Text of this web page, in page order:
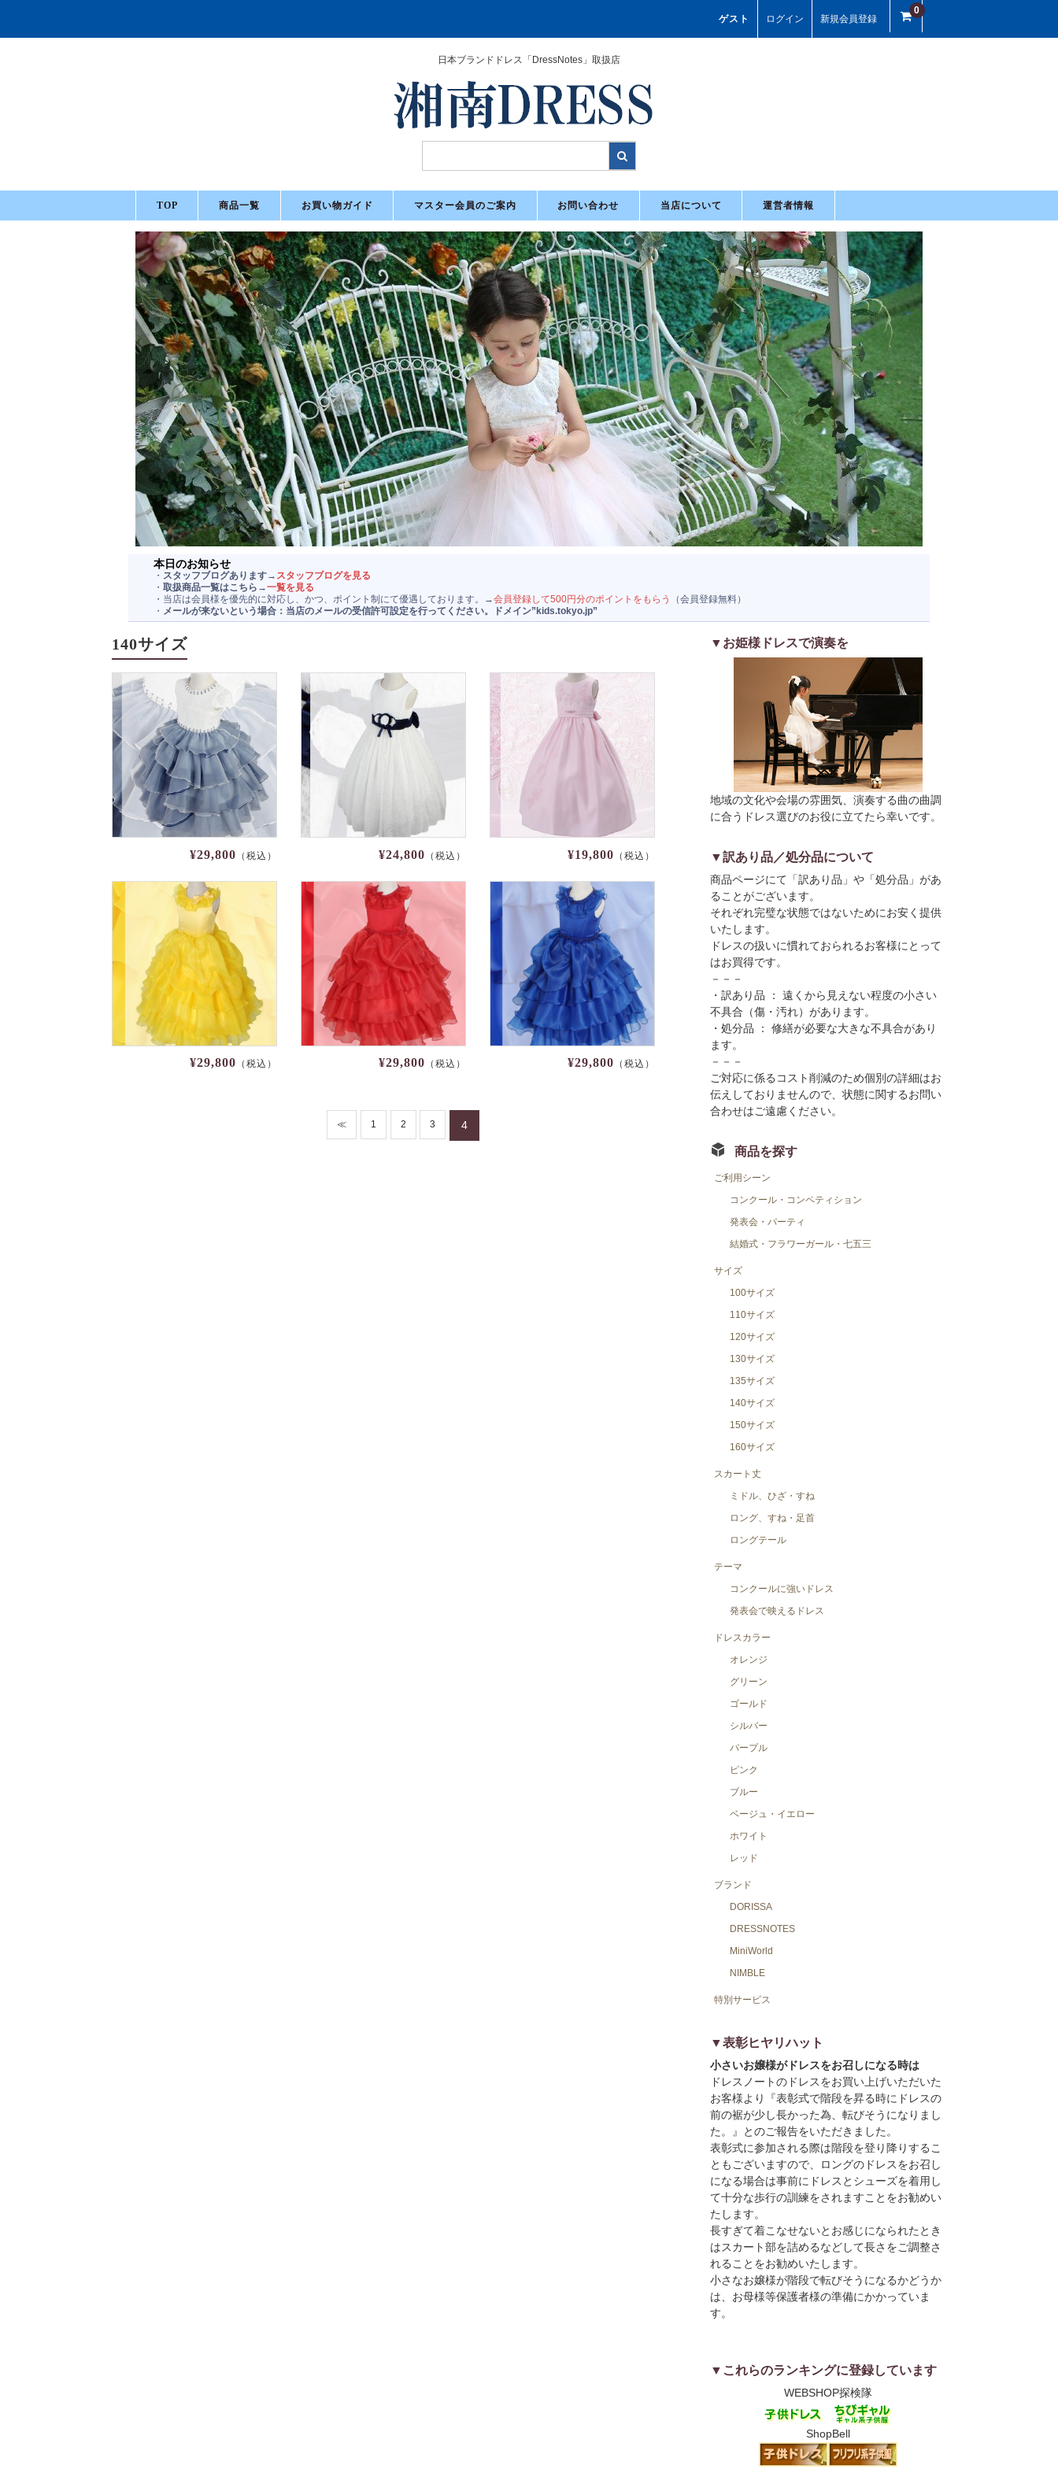
日本ブランドドレス「DressNotes」取扱店
ゲスト ログイン 新規会員登録
0
TOP 商品一覧 お買い物ガイド マスター会員のご案内 お問い合わせ 当店について 運営者情報
本日のお知らせ
・ スタッフブログあります→ スタッフブログを見る
・ 取扱商品一覧はこちら→一覧を見る
・当店は会員様を優先的に対応し、かつ、ポイント制にて優遇しております。→会員登録して500円分のポイントをもらう
（会員登録無料）
・ メールが来ないという場合：当店のメールの受信許可設定を行ってください。ドメイン”kids.tokyo.jp”
140サイズ
¥29,800 （税込） ¥24,800 （税込） ¥19,800 （税込）
¥29,800 （税込） ¥29,800 （税込） ¥29,800 （税込）
≪ 1 2 3 4
▼お姫様ドレスで演奏を
地域の文化や会場の雰囲気、演奏する曲の曲調
に合うドレス選びのお役に立てたら幸いです。
▼訳あり品／処分品について
商品ページにて「訳あり品」や「処分品」があ
ることがございます。
それぞれ完璧な状態ではないためにお安く提供
いたします。
ドレスの扱いに慣れておられるお客様にとって
はお買得です。
－－－
・訳あり品 ： 遠くから見えない程度の小さい
不具合（傷・汚れ）があります。
・処分品 ： 修繕が必要な大きな不具合があり
ます。
－－－
ご対応に係るコスト削減のため個別の詳細はお
伝えしておりませんので、状態に関するお問い
合わせはご遠慮ください。
商品を探す
ご利用シーン
コンクール・コンペティション
発表会・パーティ
結婚式・フラワーガール・七五三
サイズ
100サイズ
110サイズ
120サイズ
130サイズ
135サイズ
140サイズ
150サイズ
160サイズ
スカート丈
ミドル、ひざ・すね
ロング、すね・足首
ロングテール
テーマ
コンクールに強いドレス
発表会で映えるドレス
ドレスカラー
オレンジ
グリーン
ゴールド
シルバー
パープル
ピンク
ブルー
ベージュ・イエロー
ホワイト
レッド
ブランド
DORISSA
DRESSNOTES
MiniWorld
NIMBLE
特別サービス
▼表彰ヒヤリハット
小さいお嬢様がドレスをお召しになる時は
ドレスノートのドレスをお買い上げいただいた
お客様より『表彰式で階段を昇る時にドレスの
前の裾が少し長かった為、転びそうになりまし
た。』とのご報告をいただきました。
表彰式に参加される際は階段を登り降りするこ
ともございますので、ロングのドレスをお召し
になる場合は事前にドレスとシューズを着用し
て十分な歩行の訓練をされますことをお勧めい
たします。
長すぎて着こなせないとお感じになられたとき
はスカート部を詰めるなどして長さをご調整さ
れることをお勧めいたします。
小さなお嬢様が階段で転びそうになるかどうか
は、お母様等保護者様の準備にかかっていま
す。
▼これらのランキングに登録しています
WEBSHOP探検隊
ShopBell